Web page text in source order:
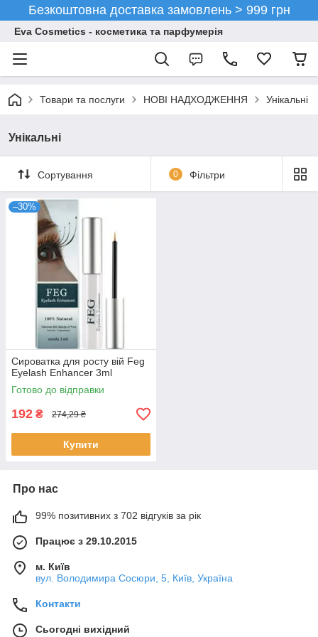
Безкоштовна доставка замовлень > 999 грн
Eva Cosmetics - косметика та парфумерія
Товари та послуги НОВІ НАДХОДЖЕННЯ Унікальні
Унікальні
Сортування 0 Фільтри
–30%
Сироватка для росту вій Feg
Eyelash Enhancer 3ml
Готово до відправки
192 ₴ 274,29 ₴
Купити
Про нас
99% позитивних з 702 відгуків за рік
Працює з 29.10.2015
м. Київ
вул. Володимира Сосюри, 5, Київ, Україна
Контакти
Сьогодні вихідний